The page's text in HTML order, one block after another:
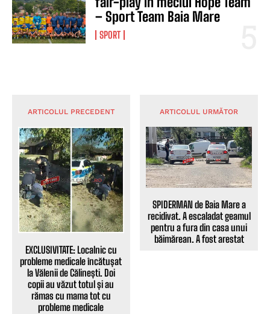
– Sport Team Baia Mare
SPORT
ARTICOLUL PRECEDENT
EXCLUSIVITATE: Localnic cu
probleme medicale încătușat
la Vălenii de Călinești. Doi
copii au văzut totul și au
rămas cu mama tot cu
probleme medicale
ARTICOLUL URMĂTOR
SPIDERMAN de Baia Mare a
recidivat. A escaladat geamul
pentru a fura din casa unui
băimărean. A fost arestat